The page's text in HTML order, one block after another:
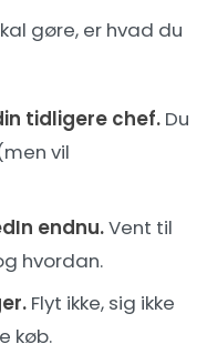
gøre, er hvad du
tidligere chef. Du
vil
endnu.Vent til
hvordan.
Flyt ikke, sig ikke
køb.